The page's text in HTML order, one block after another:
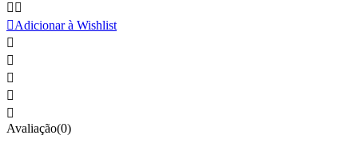
 
Adicionar à Wishlist





Avaliação(0)